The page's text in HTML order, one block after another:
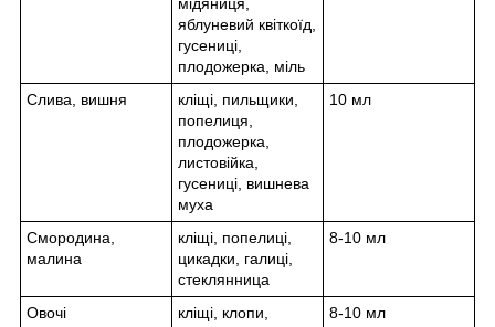
мідяниця,
яблуневий квіткоїд,
гусениці,
плодожерка, міль
Слива, вишня
кліщі, пильщики,
попелиця,
плодожерка,
листовійка,
гусениці, вишнева
муха
10 мл
Смородина,
малина
кліщі, попелиці,
цикадки, галиці,
стеклянница
8-10 мл
Овочі
кліщі, клопи,
8-10 мл